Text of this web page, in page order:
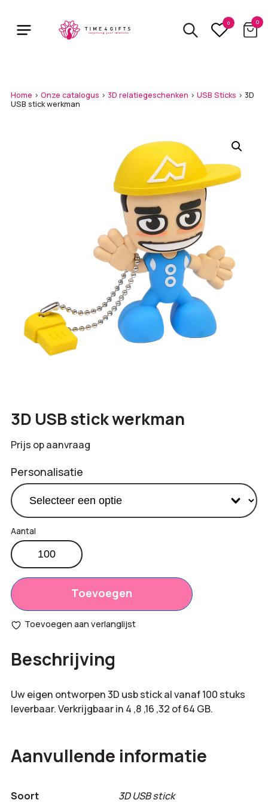
main
0 0
Home > Onze catalogus > 3D relatiegeschenken > USB Sticks > 3D
USB stick werkman
3D USB stick werkman
Prijs op aanvraag
Personalisatie
Totaal
opties:
€0,00
Bestelling
€0,00
3D
USB
stick
werkman
aantal
Toevoegen
Toevoegen aan verlanglijst
Beschrijving
Uw eigen ontworpen 3D usb stick al vanaf 100 stuks
leverbaar. Verkrijgbaar in 4 ,8 ,16 ,32 of 64 GB.
Aanvullende informatie
Soort 3D USB stick